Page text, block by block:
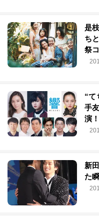
是
ち
祭
“て
手
演！
新
た